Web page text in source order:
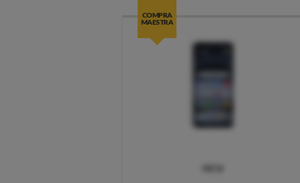
COMPRA
MAESTRA